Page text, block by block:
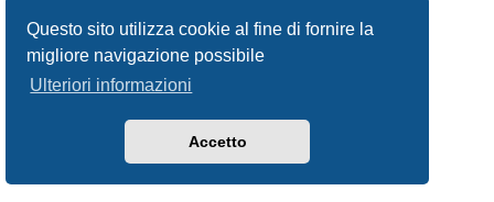
Questo sito utilizza cookie al fine di fornire la
migliore navigazione possibile
Ulteriori informazioni
Accetto